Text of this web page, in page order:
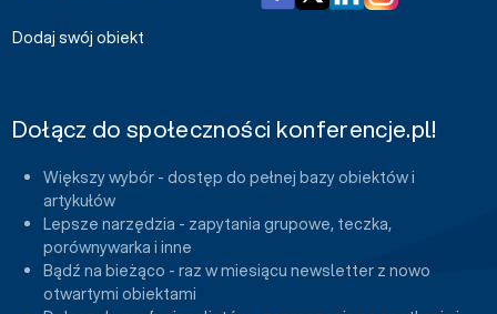
Dodaj swój obiekt
Dołącz do społeczności konferencje.pl!
Większy wybór - dostęp do pełnej bazy obiektów i
artykułów
Lepsze narzędzia - zapytania grupowe, teczka,
porównywarka i inne
Bądź na bieżąco - raz w miesiącu newsletter z nowo
otwartymi obiektami